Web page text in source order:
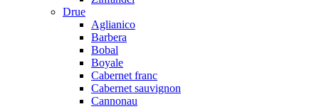
Drue
Aglianico
Barbera
Bobal
Boyale
Cabernet franc
Cabernet sauvignon
Cannonau